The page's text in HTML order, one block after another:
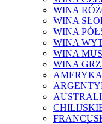
WINA
WINA
WINA
WINA
WINA
WINA